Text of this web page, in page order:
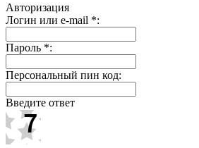
Авторизация
Логин или e-mail *:
Пароль *:
Персональный пин код:
Введите ответ